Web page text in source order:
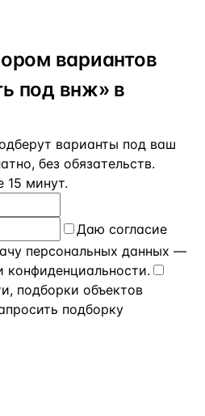
вариантов
под внж» в
варианты под ваш
без обязательств.
15 минут.
Даю согласие
персональных данных —
конфиденциальности.
подборки объектов
подборку